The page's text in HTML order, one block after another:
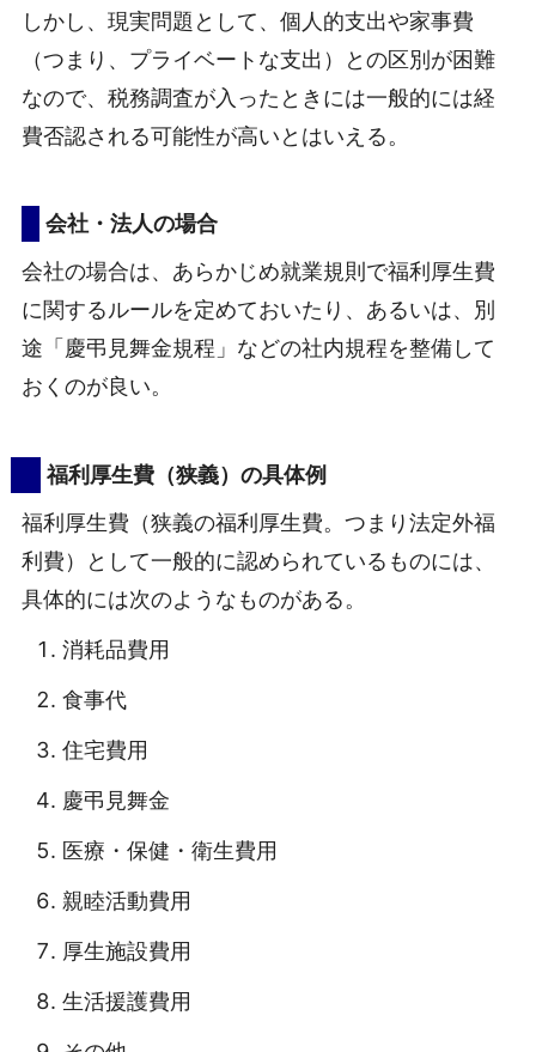
しかし、現実問題として、個人的支出や家事費
（つまり、プライベートな支出）との区別が困難
なので、税務調査が入ったときには一般的には経
費否認される可能性が高いとはいえる。
会社・法人の場合
会社の場合は、あらかじめ就業規則で福利厚生費
に関するルールを定めておいたり、あるいは、別
途「慶弔見舞金規程」などの社内規程を整備して
おくのが良い。
福利厚生費（狭義）の具体例
福利厚生費（狭義の福利厚生費。つまり法定外福
利費）として一般的に認められているものには、
具体的には次のようなものがある。
消耗品費用
食事代
住宅費用
慶弔見舞金
医療・保健・衛生費用
親睦活動費用
厚生施設費用
生活援護費用